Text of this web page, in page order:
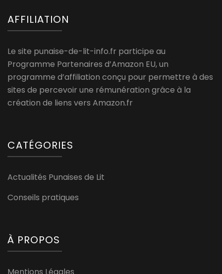
AFFILIATION
Le site punaise-de-lit-info.fr participe au
Programme Partenaires d’Amazon EU, un
programme d’affiliation conçu pour permettre à des
sites de percevoir une rémunération grâce à la
création de liens vers Amazon.fr
CATÉGORIES
Actualités Punaises de Lit
Conseils pratiques
À PROPOS
Mentions Légales